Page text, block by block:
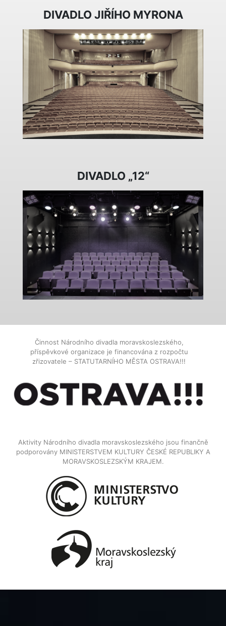
DIVADLO JIŘÍHO MYRONA
DIVADLO „12“
Činnost Národního divadla moravskoslezského,
příspěvkové organizace je financována z rozpočtu
zřizovatele – STATUTARNÍHO MĚSTA OSTRAVA!!!
Aktivity Národního divadla moravskoslezského jsou finančně
podporovány MINISTERSTVEM KULTURY ČESKÉ REPUBLIKY A
MORAVSKOSLEZSKÝM KRAJEM.